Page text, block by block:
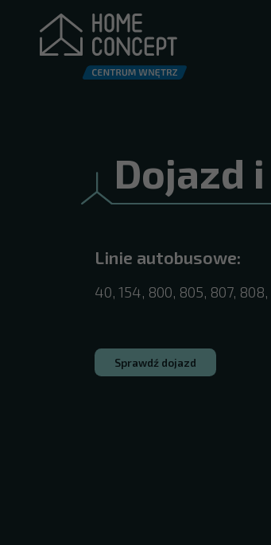
Dojazd
Linie autobusowe:
40, 154, 800, 805, 807, 808,
Sprawdź dojazd